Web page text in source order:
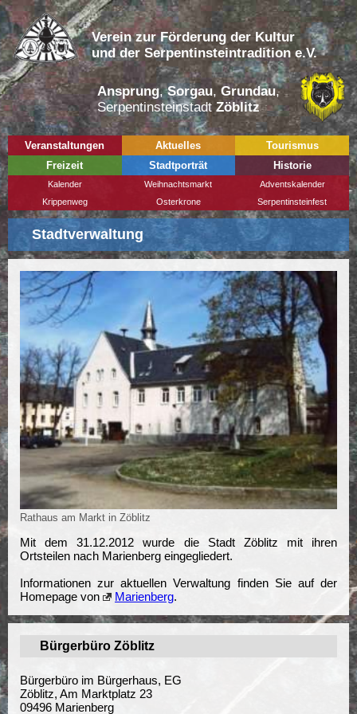
Verein zur Förderung der Kultur
und der Serpentinsteintradition e.V.
Ansprung,Sorgau, Grundau,
SerpentinsteinstadtZöblitz
Veranstaltungen Aktuelles
Tourismus
Freizeit
Stadtporträt Historie
Kalender Weihnachtsmarkt
Adventskalender
Krippenweg
Osterkrone Serpentinsteinfest
Stadtverwaltung
Rathaus am Markt in Zöblitz
Mit dem 31.12.2012 wurde die Stadt Zöblitz mit ihren
Ortsteilen nach Marienberg eingegliedert.
Informationen zur aktuellen Verwaltung finden Sie auf der
Homepage von
Marienberg.
Bürgerbüro Zöblitz
Bürgerbüro im Bürgerhaus, EG
Zöblitz, Am Marktplatz 23
09496 Marienberg